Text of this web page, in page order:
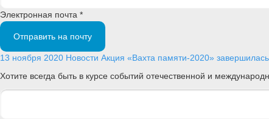
Электронная почта *
Отправить на почту
13 ноября 2020 Новости Акция «Вахта памяти-2020»
Хотите всегда быть в курсе событий отечественной и